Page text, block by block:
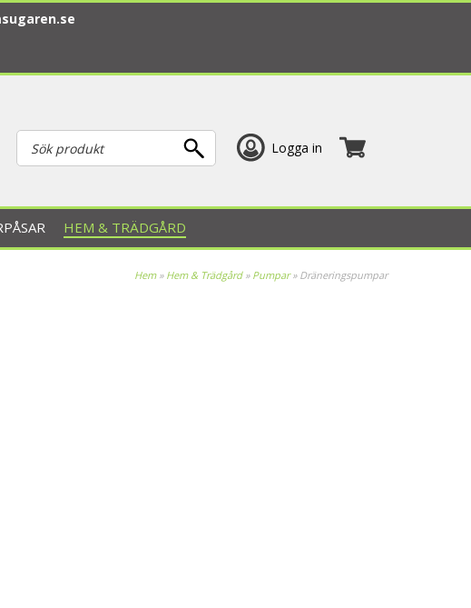
Logga in
HEM & TRÄDGÅRD
Hem» Hem & Trädgård» Pumpar» Dräneringspumpar